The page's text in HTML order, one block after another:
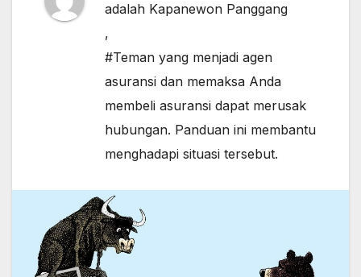
adalah Kapanewon Panggang
,
#Teman yang menjadi agen
asuransi dan memaksa Anda
membeli asuransi dapat merusak
hubungan. Panduan ini membantu
menghadapi situasi tersebut.